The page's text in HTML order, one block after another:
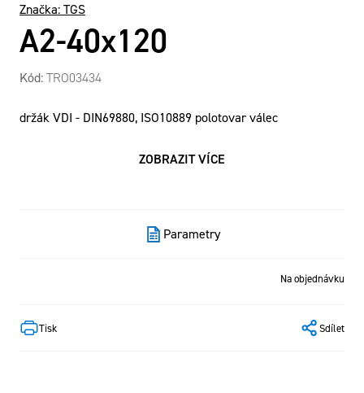
A2-40x120
Značka: TGS
Kód: TRO03434
držák VDI - DIN69880, ISO10889 polotovar válec
ZOBRAZIT VÍCE
Tisk Sdílet
Na objednávku
Parametry